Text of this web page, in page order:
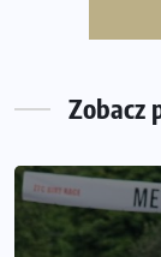
35. Bieg
poradnik
Zobacz